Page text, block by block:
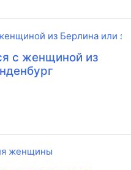
с женщиной из